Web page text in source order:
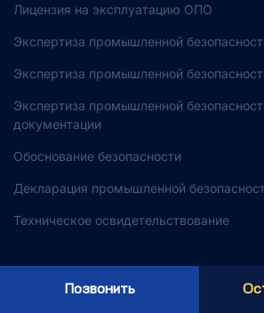
Лицензия на эксплуатацию ОПО
Экспертиза промышленной
Экспертиза промышленной
Экспертиза промышленной
документации
Обоснование безопасности
Декларация промышленной
Техническое освидетельствование
Экологическое проектирование
Позвонить